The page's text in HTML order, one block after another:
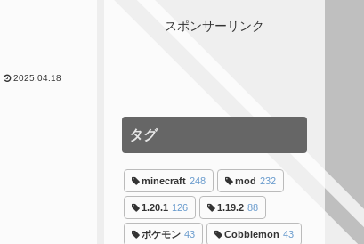
2025.04.18
スポンサーリンク
タグ
minecraft 248 mod 232
1.20.1 126 1.19.2 88
ポケモン 43 Cobblemon 43